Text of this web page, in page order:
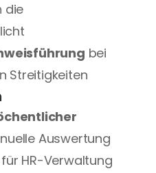
die
bei
Streitigkeiten
Auswertung
für HR-Verwaltung